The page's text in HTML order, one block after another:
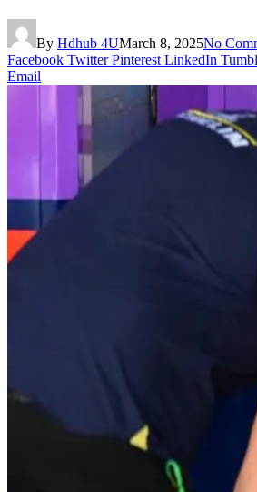
By Hdhub 4UMarch 8, 2025No
Facebook Twitter Pinterest LinkedIn
Email